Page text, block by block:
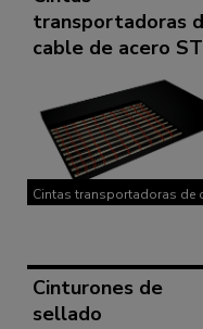
transportadoras
cable de acero
Cintas transportadoras de
Cinturones de
sellado